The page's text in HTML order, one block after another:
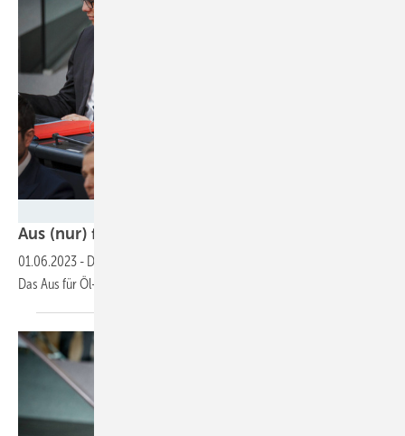
Aus (nur) für
01.06.2023 - Das Ende der Atomenergie in Deutschland ist vollzogen.
Das Aus für Öl- und Gasheizungen in Wohnhäusern noch